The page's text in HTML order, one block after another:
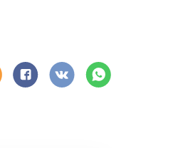
Java с нуля